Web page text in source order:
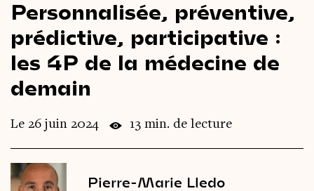
Le magazine 3,14
Vidéos & Podcast
Personnalisée, préventive,
prédictive, participative :
les 4P de la médecine de
demain
Le 26 juin 2024 13 min. de lecture
Pierre-Marie Lledo